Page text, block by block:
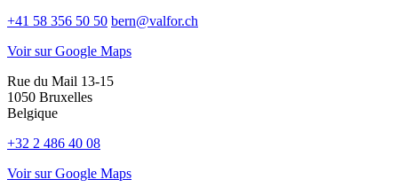
+41 58 356 50 50 bern@valfor.ch
Voir sur Google Maps
Rue du Mail 13-15
1050 Bruxelles
Belgique
+32 2 486 40 08
Voir sur Google Maps